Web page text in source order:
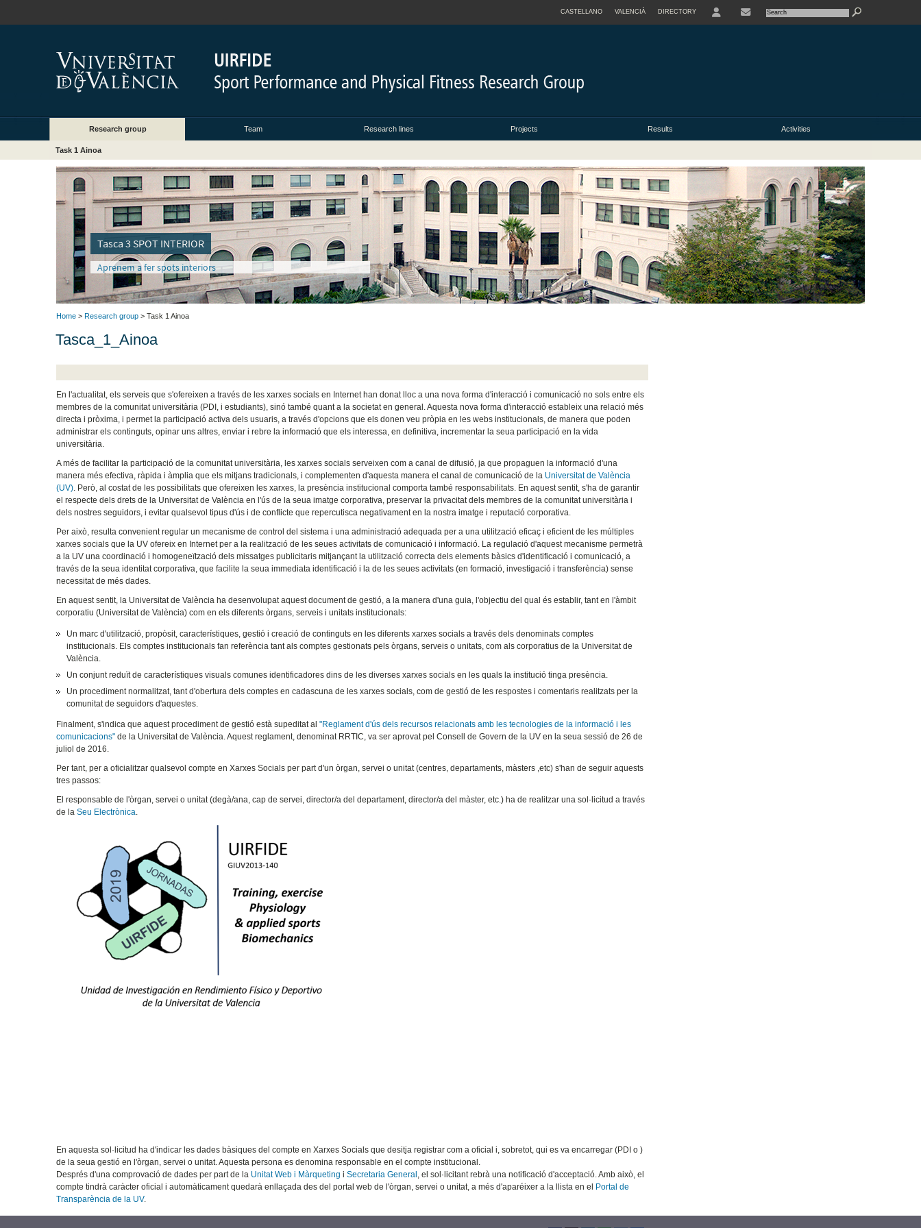
CASTELLANO VALENCIÀ DIRECTORY
Research group Team Research lines Projects Results Activities
Task 1 Ainoa
Tasca 3 SPOT INTERIOR
Aprenem a fer spots interiors
Home > Research group > Task 1 Ainoa
Tasca_1_Ainoa
En l'actualitat, els serveis que s'ofereixen a través de les xarxes socials en Internet han donat lloc a una nova forma d'interacció i comunicació no sols entre els
membres de la comunitat universitària (PDI, i estudiants), sinó també quant a la societat en general. Aquesta nova forma d'interacció estableix una relació més
directa i pròxima, i permet la participació activa dels usuaris, a través d'opcions que els donen veu pròpia en les webs institucionals, de manera que poden
administrar els continguts, opinar uns altres, enviar i rebre la informació que els interessa, en definitiva, incrementar la seua participació en la vida
universitària.
A més de facilitar la participació de la comunitat universitària, les xarxes socials serveixen com a canal de difusió, ja que propaguen la informació d'una
manera més efectiva, ràpida i àmplia que els mitjans tradicionals, i complementen d'aquesta manera el canal de comunicació de la Universitat de València
(UV) . Però, al costat de les possibilitats que ofereixen les xarxes, la presència institucional comporta també responsabilitats. En aquest sentit, s'ha de garantir
el respecte dels drets de la Universitat de València en l'ús de la seua imatge corporativa, preservar la privacitat dels membres de la comunitat universitària i
dels nostres seguidors, i evitar qualsevol tipus d'ús i de conflicte que repercutisca negativament en la nostra imatge i reputació corporativa.
Per això, resulta convenient regular un mecanisme de control del sistema i una administració adequada per a una utilització eficaç i eficient de les múltiples
xarxes socials que la UV ofereix en Internet per a la realització de les seues activitats de comunicació i informació. La regulació d'aquest mecanisme permetrà
a la UV una coordinació i homogeneïtzació dels missatges publicitaris mitjançant la utilització correcta dels elements bàsics d'identificació i comunicació, a
través de la seua identitat corporativa, que facilite la seua immediata identificació i la de les seues activitats (en formació, investigació i transferència) sense
necessitat de més dades.
En aquest sentit, la Universitat de València ha desenvolupat aquest document de gestió, a la manera d'una guia, l'objectiu del qual és establir, tant en l'àmbit
corporatiu (Universitat de València) com en els diferents òrgans, serveis i unitats institucionals:
Un marc d'utilització, propòsit, característiques, gestió i creació de continguts en les diferents xarxes socials a través dels denominats comptes
institucionals. Els comptes institucionals fan referència tant als comptes gestionats pels òrgans, serveis o unitats, com als corporatius de la Universitat de
València.
Un conjunt reduït de característiques visuals comunes identificadores dins de les diverses xarxes socials en les quals la institució tinga presència.
Un procediment normalitzat, tant d'obertura dels comptes en cadascuna de les xarxes socials, com de gestió de les respostes i comentaris realitzats per la
comunitat de seguidors d'aquestes.
Finalment, s'indica que aquest procediment de gestió està supeditat al"Reglament d'ús dels recursos relacionats amb les tecnologies de la informació i les
comunicacions" de la Universitat de València. Aquest reglament, denominat RRTIC, va ser aprovat pel Consell de Govern de la UV en la seua sessió de 26 de
juliol de 2016.
Per tant, per a oficialitzar qualsevol compte en Xarxes Socials per part d'un òrgan, servei o unitat (centres, departaments, màsters ,etc) s'han de seguir aquests
tres passos:
El responsable de l'òrgan, servei o unitat (degà/ana, cap de servei, director/a del departament, director/a del màster, etc.) ha de realitzar una sol·licitud a través
de laSeu Electrònica
En aquesta sol·licitud ha d'indicar les dades bàsiques del compte en Xarxes Socials que desitja registrar com a oficial i, sobretot, qui es va encarregar (PDI o )
de la seua gestió en l'òrgan, servei o unitat. Aquesta persona es denomina responsable en el compte institucional.
Després d'una comprovació de dades per part de la Unitat Web i Màrqueting iSecretaria General , el sol·licitant rebrà una notificació d'acceptació. Amb això, el
compte tindrà caràcter oficial i automàticament quedarà enllaçada des del portal web de l'òrgan, servei o unitat, a més d'aparéixer a la llista en el
Portal de
Transparència de la UV.